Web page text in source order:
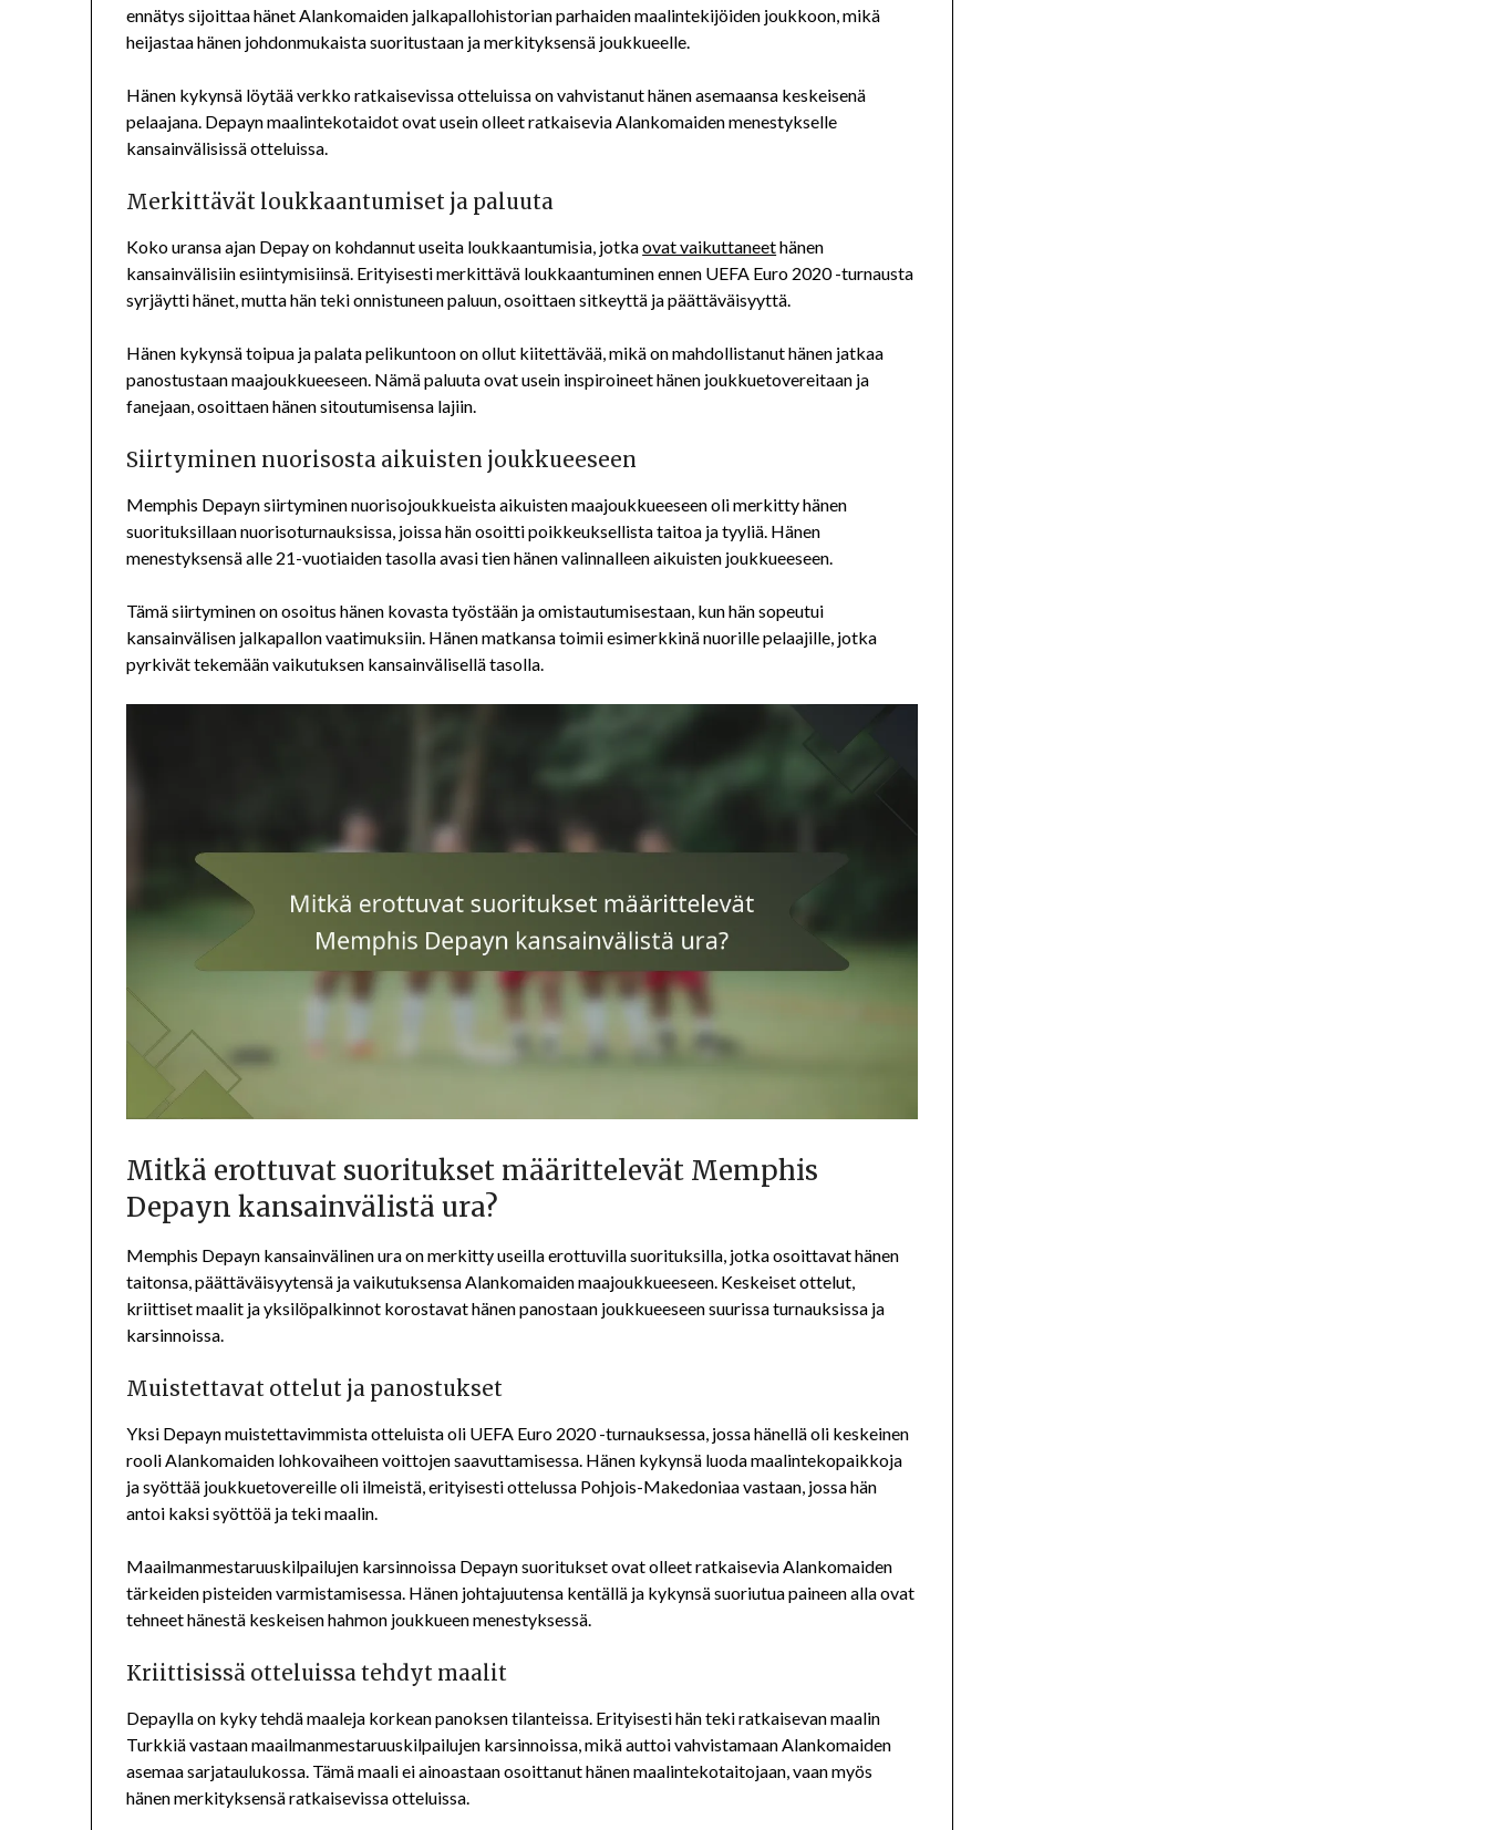
ennätys sijoittaa hänet Alankomaiden jalkapallohistorian parhaiden maalintekijöiden joukkoon, mikä
heijastaa hänen johdonmukaista suoritustaan ja merkityksensä joukkueelle.
Hänen kykynsä löytää verkko ratkaisevissa otteluissa on vahvistanut hänen asemaansa keskeisenä
pelaajana. Depayn maalintekotaidot ovat usein olleet ratkaisevia Alankomaiden menestykselle
kansainvälisissä otteluissa.
Merkittävät loukkaantumiset ja paluuta
Koko uransa ajan Depay on kohdannut useita loukkaantumisia, jotkaovat vaikuttaneethänen
kansainvälisiin esiintymisiinsä. Erityisesti merkittävä loukkaantuminen ennen UEFA Euro 2020 -turnausta
syrjäytti hänet, mutta hän teki onnistuneen paluun, osoittaen sitkeyttä ja päättäväisyyttä.
Hänen kykynsä toipua ja palata pelikuntoon on ollut kiitettävää, mikä on mahdollistanut hänen jatkaa
panostustaan maajoukkueeseen. Nämä paluuta ovat usein inspiroineet hänen joukkuetovereitaan ja
fanejaan, osoittaen hänen sitoutumisensa lajiin.
Siirtyminen nuorisosta aikuisten joukkueeseen
Memphis Depayn siirtyminen nuorisojoukkueista aikuisten maajoukkueeseen oli merkitty hänen
suorituksillaan nuorisoturnauksissa, joissa hän osoitti poikkeuksellista taitoa ja tyyliä. Hänen
menestyksensä alle 21-vuotiaiden tasolla avasi tien hänen valinnalleen aikuisten joukkueeseen.
Tämä siirtyminen on osoitus hänen kovasta työstään ja omistautumisestaan, kun hän sopeutui
kansainvälisen jalkapallon vaatimuksiin. Hänen matkansa toimii esimerkkinä nuorille pelaajille, jotka
pyrkivät tekemään vaikutuksen kansainvälisellä tasolla.
Mitkä erottuvat suoritukset määrittelevät Memphis
Depayn kansainvälistä ura?
Memphis Depayn kansainvälinen ura on merkitty useilla erottuvilla suorituksilla, jotka osoittavat hänen
taitonsa, päättäväisyytensä ja vaikutuksensa Alankomaiden maajoukkueeseen. Keskeiset ottelut,
kriittiset maalit ja yksilöpalkinnot korostavat hänen panostaan joukkueeseen suurissa turnauksissa ja
karsinnoissa.
Muistettavat ottelut ja panostukset
Yksi Depayn muistettavimmista otteluista oli UEFA Euro 2020 -turnauksessa, jossa hänellä oli keskeinen
rooli Alankomaiden lohkovaiheen voittojen saavuttamisessa. Hänen kykynsä luoda maalintekopaikkoja
ja syöttää joukkuetovereille oli ilmeistä, erityisesti ottelussa Pohjois-Makedoniaa vastaan, jossa hän
antoi kaksi syöttöä ja teki maalin.
Maailmanmestaruuskilpailujen karsinnoissa Depayn suoritukset ovat olleet ratkaisevia Alankomaiden
tärkeiden pisteiden varmistamisessa. Hänen johtajuutensa kentällä ja kykynsä suoriutua paineen alla ovat
tehneet hänestä keskeisen hahmon joukkueen menestyksessä.
Kriittisissä otteluissa tehdyt maalit
Depaylla on kyky tehdä maaleja korkean panoksen tilanteissa. Erityisesti hän teki ratkaisevan maalin
Turkkiä vastaan maailmanmestaruuskilpailujen karsinnoissa, mikä auttoi vahvistamaan Alankomaiden
asemaa sarjataulukossa. Tämä maali ei ainoastaan osoittanut hänen maalintekotaitojaan, vaan myös
hänen merkityksensä ratkaisevissa otteluissa.